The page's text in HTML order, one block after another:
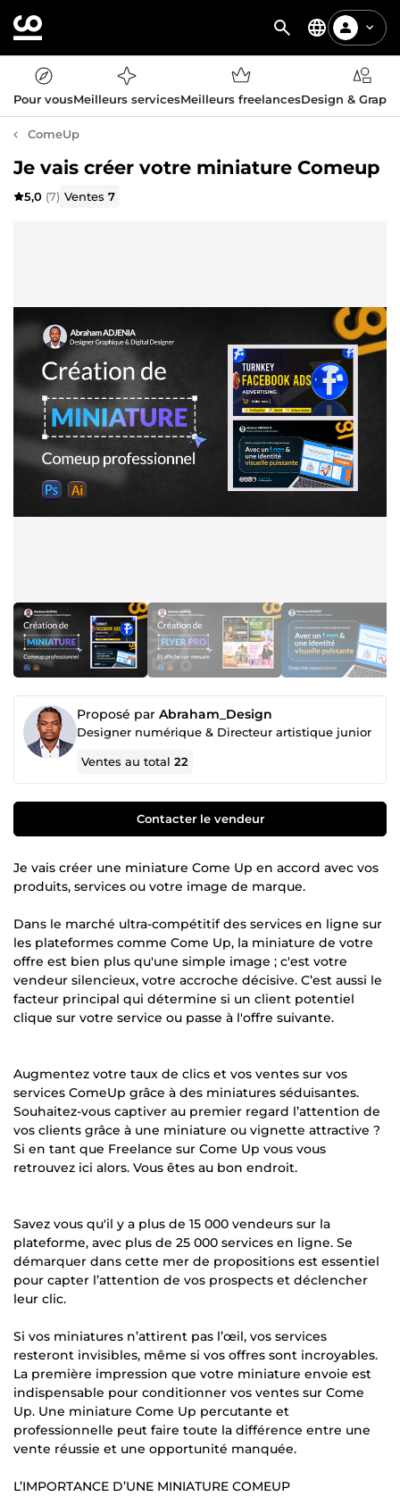
Pour vousMeilleurs servicesMeilleurs freelancesDesign &
ComeUp
Je vais créer votre miniature Comeup
5,0 (7) Ventes7
Proposé par Abraham_Design
Designer numérique & Directeur artistique junior
Ventes au total22
Contacter le vendeur
Je vais créer une miniature Come Up en accord avec vos
produits, services ou votre image de marque.
Dans le marché ultra-compétitif des services en ligne sur
les plateformes comme Come Up, la miniature de votre
offre est bien plus qu'une simple image ; c'est votre
vendeur silencieux, votre accroche décisive. C’est aussi le
facteur principal qui détermine si un client potentiel
clique sur votre service ou passe à l'offre suivante.
Augmentez votre taux de clics et vos ventes sur vos
services ComeUp grâce à des miniatures séduisantes.
Souhaitez-vous captiver au premier regard l’attention de
vos clients grâce à une miniature ou vignette attractive ?
Si en tant que Freelance sur Come Up vous vous
retrouvez ici alors. Vous êtes au bon endroit.
Savez vous qu'il y a plus de 15 000 vendeurs sur la
plateforme, avec plus de 25 000 services en ligne. Se
démarquer dans cette mer de propositions est essentiel
pour capter l’attention de vos prospects et déclencher
leur clic.
Si vos miniatures n’attirent pas l’œil, vos services
resteront invisibles, même si vos offres sont incroyables.
La première impression que votre miniature envoie est
indispensable pour conditionner vos ventes sur Come
Up. Une miniature Come Up percutante et
professionnelle peut faire toute la différence entre une
vente réussie et une opportunité manquée.
L’IMPORTANCE D’UNE MINIATURE COMEUP